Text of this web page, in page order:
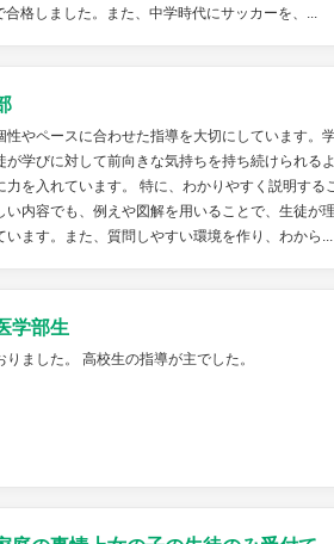
合格しました。また、中学時代にサッカーを、...
性やペースに合わせた指導を大切にしています。
が学びに対して前向きな気持ちを持ち続けられる
力を入れています。 特に、わかりやすく説明する
い内容でも、例えや図解を用いることで、生徒が
います。また、質問しやすい環境を作り、わから...
学部生
りました。 高校生の指導が主でした。